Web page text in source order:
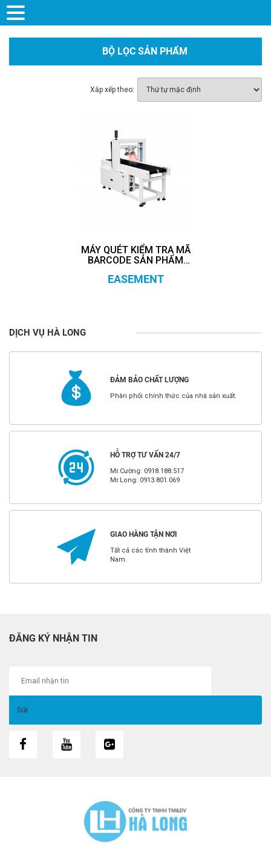
BỘ LỌC SẢN PHẨM
Xắp xếp theo:
MÁY QUÉT KIỂM TRA MÃ
BARCODE SẢN PHẨM
EASEMENT
DỊCH VỤ HÀ LONG
ĐẢM BẢO CHẤT LƯỢNG
Phân phối chính thức của nhà sản xuất.
HỖ TRỢ TƯ VẤN 24/7
Mr.Cường: 0918.188.517
Mr.Long: 0913.801.069
GIAO HÀNG TẬN NƠI
Tất cả các tỉnh thành Việt
Nam.
ĐĂNG KÝ NHẬN TIN